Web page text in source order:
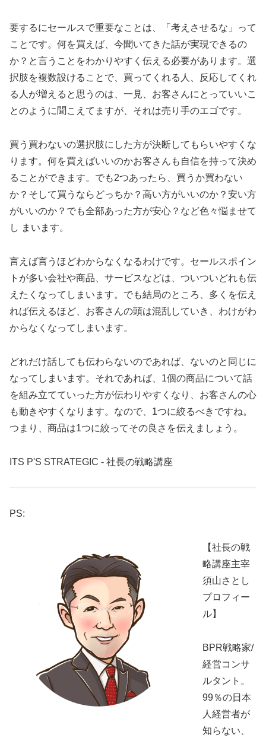
要するにセールスで重要なことは、「考えさせるな」って
ことです。何を買えば、今聞いてきた話が実現できるの
か？と言うことをわかりやすく伝える必要があります。選
択肢を複数設けることで、買ってくれる人、反応してくれ
る人が増えると思うのは、一見、お客さんにとっていいこ
とのように聞こえてますが、それは売り手のエゴです。
買う買わないの選択肢にした方が決断してもらいやすくな
ります。何を買えばいいのかお客さんも自信を持って決め
ることができます。でも2つあったら、買うか買わない
か？そして買うならどっちか？高い方がいいのか？安い方
がいいのか？でも全部あった方が安心？など色々悩ませて
し まいます。
言えば言うほどわからなくなるわけです。セールスポイン
トが多い会社や商品、サービスなどは、ついついどれも伝
えたくなってしまいます。でも結局のところ、多くを伝え
れば伝えるほど、お客さんの頭は混乱していき、わけがわ
からなくなってしまいます。
どれだけ話しても伝わらないのであれば、ないのと同じに
なってしまいます。それであれば、1個の商品について話
を組み立てていった方が伝わりやすくなり、お客さんの心
も動きやすくなります。なので、1つに絞るべきですね。
つまり、商品は1つに絞ってその良さを伝えましょう。
ITS P'S STRATEGIC - 社長の戦略講座
PS:
【社長の戦
略講座主宰
須山さとし
プロフィー
ル】
BPR戦略家/
経営コンサ
ルタント。
99％の日本
人経営者が
知らない、